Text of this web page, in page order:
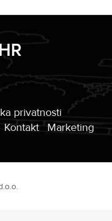
privatnosti
Kontakt Marketing